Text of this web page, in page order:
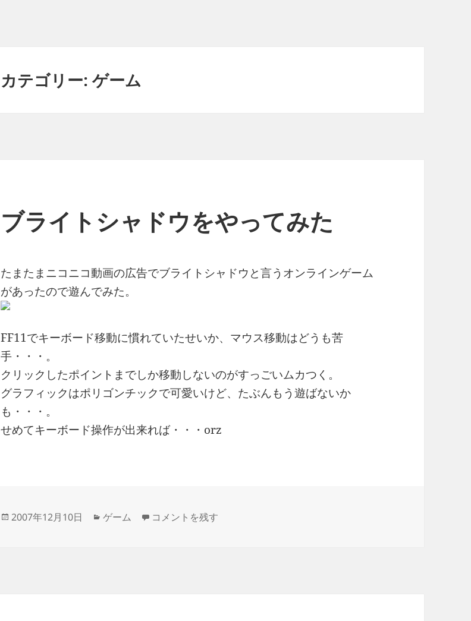
カテゴリー:ゲーム
ブライトシャドウをやってみた
たまたまニコニコ動画の広告でブライトシャドウと言うオンラインゲーム
があったので遊んでみた。
FF11でキーボード移動に慣れていたせいか、マウス移動はどうも苦
手・・・。
クリックしたポイントまでしか移動しないのがすっごいムカつく。
グラフィックはポリゴンチックで可愛いけど、たぶんもう遊ばないか
も・・・。
せめてキーボード操作が出来れば・・・orz
投
2007年12月10日
カ
ゲーム ブライトシャドウをやってみた に
コメントを残す